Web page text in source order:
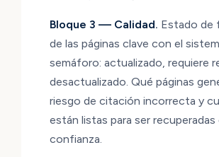
Bloque 3 — Calidad. Estado de
de las páginas clave con el
semáforo: actualizado, requiere
desactualizado. Qué páginas
riesgo de citación incorrecta y
están listas para ser recuperadas
confianza.